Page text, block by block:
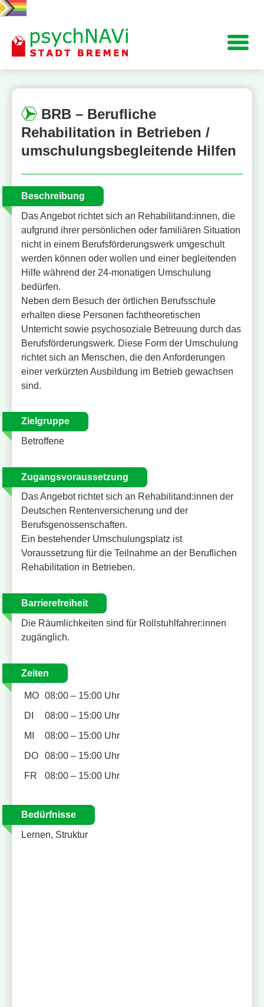
Navigation
BRB – Berufliche
Rehabilitation in Betrieben /
umschulungsbegleitende Hilfen
Beschreibung
Das Angebot richtet sich an Rehabilitand:innen, die
aufgrund ihrer persönlichen oder familiären Situation
nicht in einem Berufsförderungswerk umgeschult
werden können oder wollen und einer begleitenden
Hilfe während der 24-monatigen Umschulung
bedürfen.
Neben dem Besuch der örtlichen Berufsschule
erhalten diese Personen fachtheoretischen
Unterricht sowie psychosoziale Betreuung durch das
Berufsförderungswerk. Diese Form der Umschulung
richtet sich an Menschen, die den Anforderungen
einer verkürzten Ausbildung im Betrieb gewachsen
sind.
Zielgruppe
Betroffene
Zugangsvoraussetzung
Das Angebot richtet sich an Rehabilitand:innen der
Deutschen Rentenversicherung und der
Berufsgenossenschaften.
Ein bestehender Umschulungsplatz ist
Voraussetzung für die Teilnahme an der Beruflichen
Rehabilitation in Betrieben.
Barrierefreiheit
Die Räumlichkeiten sind für Rollstuhlfahrer:innen
zugänglich.
Zeiten
MO 08:00 – 15:00 Uhr
DI
08:00 – 15:00 Uhr
MI
08:00 – 15:00 Uhr
DO
08:00 – 15:00 Uhr
FR
08:00 – 15:00 Uhr
Bedürfnisse
Lernen, Struktur